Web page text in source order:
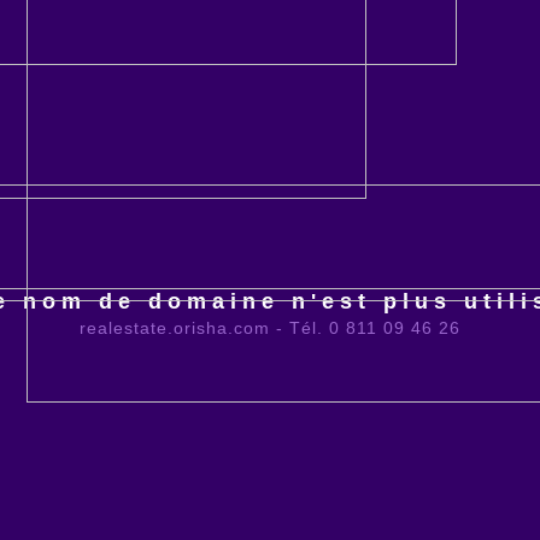
nom de domaine n'est plus
realestate.orisha.com - Tél. 0 811 09 46 26